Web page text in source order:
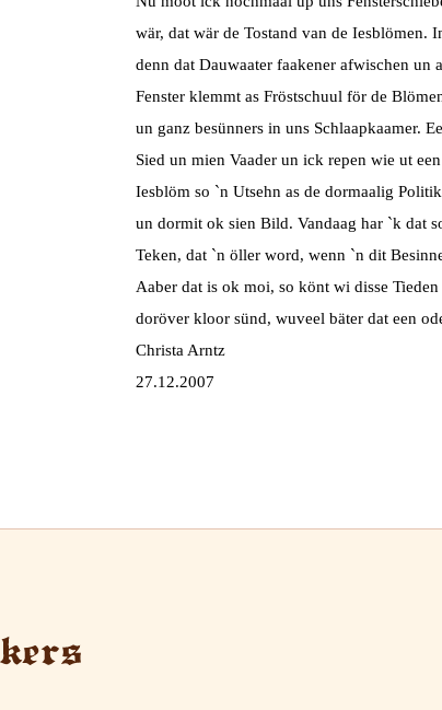
wär, dat wär de Tostand van de Iesblömen.
denn dat Dauwaater faakener afwischen un
Fenster klemmt as Fröstschuul för de
un ganz besünners in uns Schlaapkaamer.
Sied un mien Vaader un ick repen wie ut
Iesblöm so `n Utsehn as de dormaalig
un dormit ok sien Bild. Vandaag har `k dat
Teken, dat `n öller word, wenn `n dit
Aaber dat is ok moi, so könt wi disse
doröver kloor sünd, wuveel bäter dat een
Christa Arntz
27.12.2007